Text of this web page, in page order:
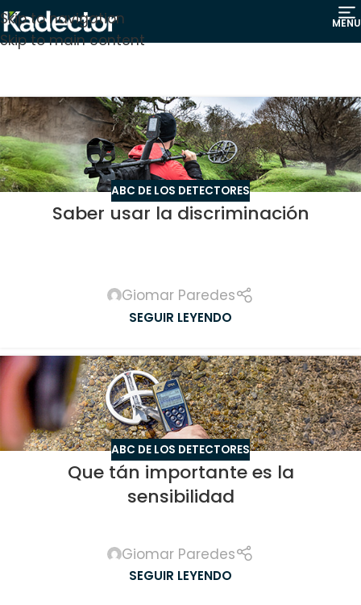
Skip to navigation
Skip to main content
MENU
ABC DE LOS DETECTORES
Saber usar la discriminación
Giomar Paredes
SEGUIR LEYENDO
ABC DE LOS DETECTORES
Que tán importante es la
sensibilidad
Giomar Paredes
SEGUIR LEYENDO